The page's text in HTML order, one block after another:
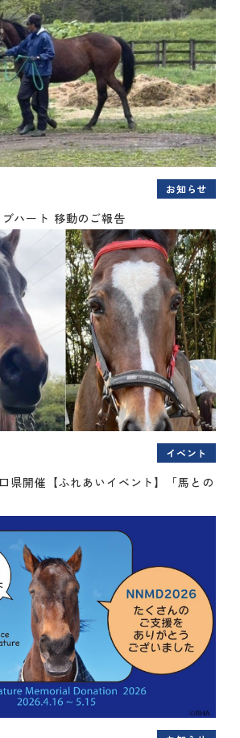
お知らせ
ブハート 移動のご報告
イベント
県開催【ふれあいイベント】「馬との